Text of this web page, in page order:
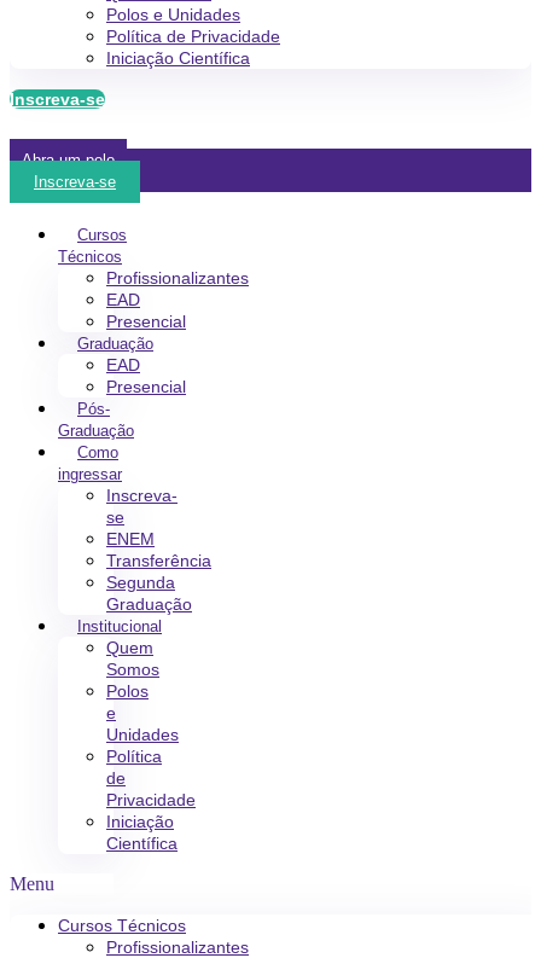
Polos e Unidades
Política de Privacidade
Iniciação Científica
Inscreva-se
Abra um polo
Inscreva-se
Cursos
Técnicos
Profissionalizantes
EAD
Presencial
Graduação
EAD
Presencial
Pós-
Graduação
Como
ingressar
Inscreva-
se
ENEM
Transferência
Segunda
Graduação
Institucional
Quem
Somos
Polos
e
Unidades
Política
de
Privacidade
Iniciação
Científica
Menu
Cursos Técnicos
Profissionalizantes